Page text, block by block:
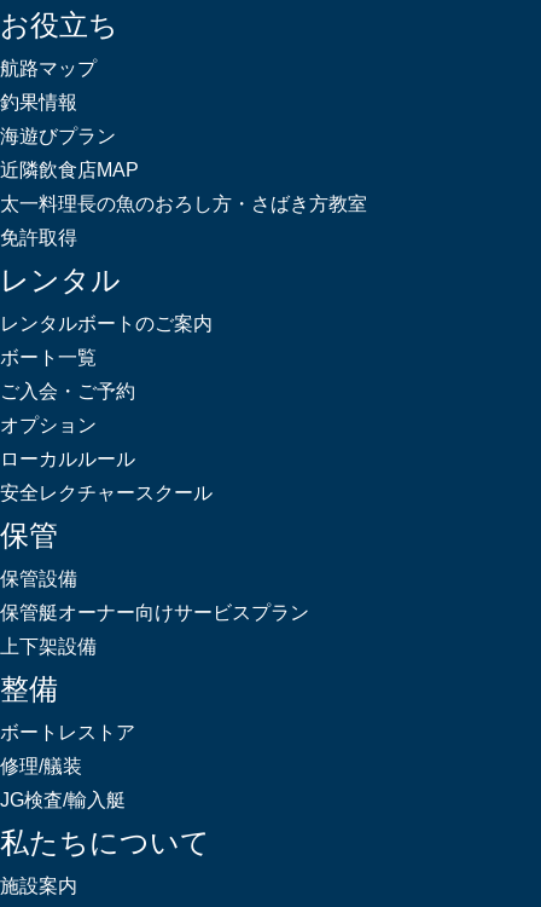
お役立ち
航路マップ
釣果情報
海遊びプラン
近隣飲食店MAP
太一料理長の魚のおろし方・さばき方教室
免許取得
レンタル
レンタルボートのご案内
ボート一覧
ご入会・ご予約
オプション
ローカルルール
安全レクチャースクール
保管
保管設備
保管艇オーナー向けサービスプラン
上下架設備
整備
ボートレストア
修理/艤装
JG検査/輸入艇
私たちについて
施設案内